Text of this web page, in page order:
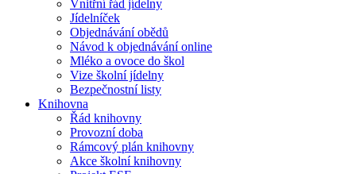
Vnitřní řád jídelny
Jídelníček
Objednávání obědů
Návod k objednávání online
Mléko a ovoce do škol
Vize školní jídelny
Bezpečnostní listy
Knihovna
Řád knihovny
Provozní doba
Rámcový plán knihovny
Akce školní knihovny